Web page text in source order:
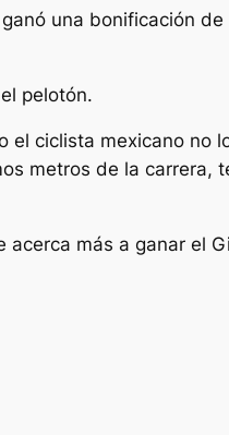
una bonificación
pelotón.
el ciclista mexicano no
metros de la carrera,
más a ganar el